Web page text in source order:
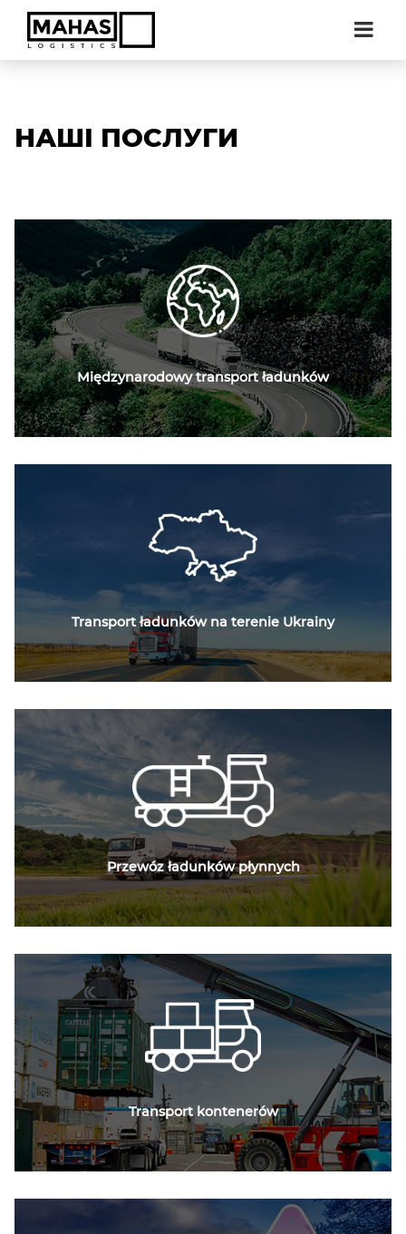
НАШІ ПОСЛУГИ
Międzynarodowy transport ładunków
Transport ładunków na terenie Ukrainy
Przewóz ładunków płynnych
Transport kontenerów